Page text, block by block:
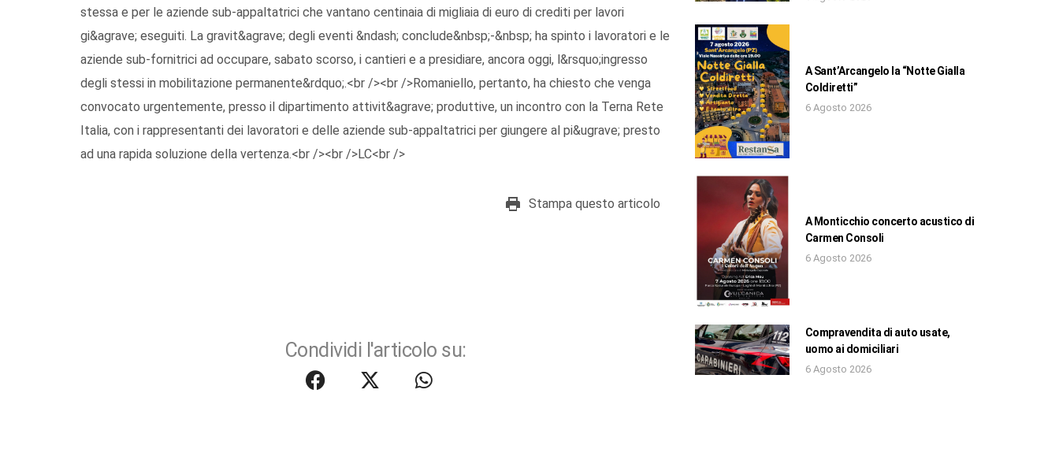
stessa e per le aziende sub-appaltatrici che vantano centinaia di migliaia di euro di crediti per lavori
gi&agrave; eseguiti. La gravit&agrave; degli eventi &ndash; conclude&nbsp;-&nbsp; ha spinto i lavoratori e le
aziende sub-fornitrici ad occupare, sabato scorso, i cantieri e a presidiare, ancora oggi, l&rsquo;ingresso
degli stessi in mobilitazione permanente&rdquo;.<br /><br />Romaniello, pertanto, ha chiesto che venga
convocato urgentemente, presso il dipartimento attivit&agrave; produttive, un incontro con la Terna Rete
Italia, con i rappresentanti dei lavoratori e delle aziende sub-appaltatrici per giungere al pi&ugrave; presto
ad una rapida soluzione della vertenza.<br /><br />LC<br />
Stampa questo articolo
Condividi l'articolo su:
A Sant’Arcangelo la “Notte Gialla
Coldiretti”
6 Agosto 2026
A Monticchio concerto acustico di
Carmen Consoli
6 Agosto 2026
Compravendita di auto usate,
uomo ai domiciliari
6 Agosto 2026